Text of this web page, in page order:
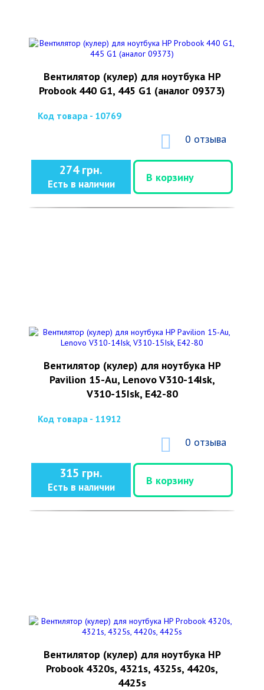
Вентилятор (кулер) для ноутбука HP
Probook 440 G1, 445 G1 (аналог 09373)
Код товара - 10769
0 отзыва
274 грн.
Есть в наличии
В корзину
Вентилятор (кулер) для ноутбука HP
Pavilion 15-Au, Lenovo V310-14Isk,
V310-15Isk, E42-80
Код товара - 11912
0 отзыва
315 грн.
Есть в наличии
В корзину
Вентилятор (кулер) для ноутбука HP
Probook 4320s, 4321s, 4325s, 4420s,
4425s